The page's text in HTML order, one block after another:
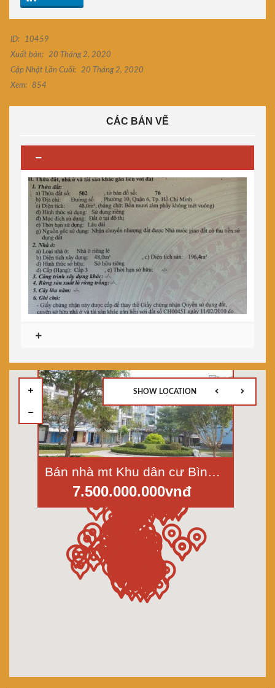
ID:
10459
Xuất bản:
20 Tháng 2, 2020
Cập Nhật Lần Cuối:
20 Tháng 2, 2020
Xem:
854
CÁC BẢN VẼ
Bán nhà mt Khu dân cư Bình Phú 2, p.10, quận 6, Dt 4x12m, 3,5 tấm, đối diện công viên
7.500.000.000vnđ
SHOW LOCATION